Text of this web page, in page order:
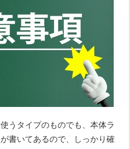
うタイプのものでも、本体ラ
書いてあるので、しっかり確